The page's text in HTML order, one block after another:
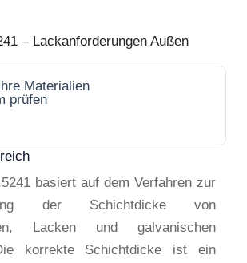
– Lackanforderungen Außen
Materialien
prüfen
basiert auf dem Verfahren zur
der Schichtdicke von
Lacken und galvanischen
korrekte Schichtdicke ist ein